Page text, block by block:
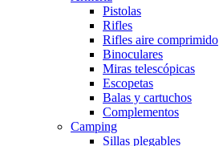
Pistolas
Rifles
Rifles aire comprimido
Binoculares
Miras telescópicas
Escopetas
Balas y cartuchos
Complementos
Camping
Sillas plegables